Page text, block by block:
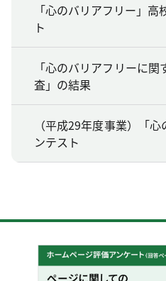
「心のバリアフリー」
ト
「心のバリアフリーに
査」の結果
（平成29年度事業）「
ンテスト